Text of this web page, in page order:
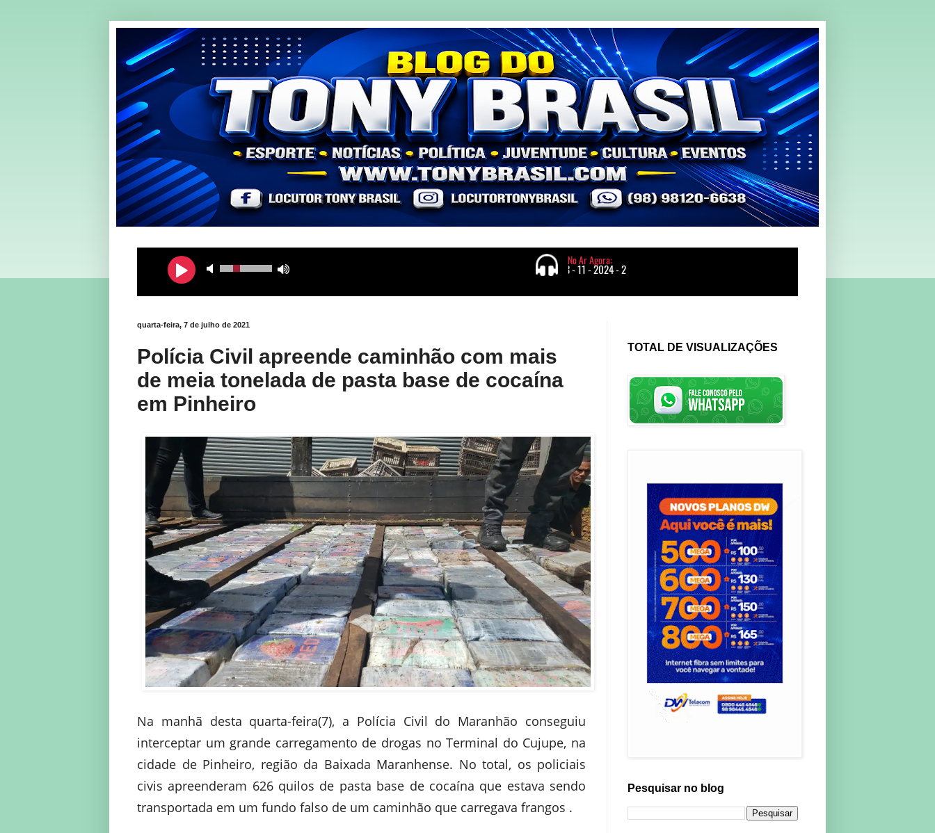
quarta-feira, 7 de julho de 2021
Polícia Civil apreende caminhão com mais
de meia tonelada de pasta base de cocaína
em Pinheiro
Na manhã desta quarta-feira(7), a Polícia Civil do Maranhão conseguiu
interceptar um grande carregamento de drogas no Terminal do Cujupe, na
cidade de Pinheiro, região da Baixada Maranhense. No total, os policiais
civis apreenderam 626 quilos de pasta base de cocaína que estava sendo
transportada em um fundo falso de um caminhão que carregava frangos .
TOTAL DE VISUALIZAÇÕES
Pesquisar no blog